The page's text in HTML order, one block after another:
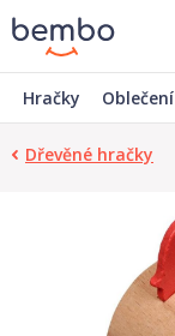
Hračky Oblečení
Dřevěné hračky